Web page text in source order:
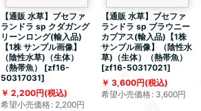
【通販 水草】ブセファ
ランドラ sp クダガング
リーンロング(輸入品)
【1株 サンプル画像】
（陰性水草)（生体）
（熱帯魚）
[zf16-
50317031]
2,200円(税込)
希望小売価格: 2,200円
【通販 水草】ブセファ
ランドラ sp ブラウニー
カプアス(輸入品)【1株
サンプル画像】（陰性水
草)（生体）（熱帯魚）
[zf16-50317021]
3,600円(税込)
希望小売価格: 3,600円